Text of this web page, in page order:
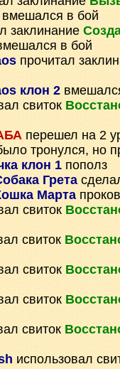
вмешался в бой
заклинание
в бой
прочитал
клон 2
свиток
перешел на 2
тронулся, но
клон 1 пополз
Грета
Марта
свиток
свиток
свиток
свиток
свиток
использовал